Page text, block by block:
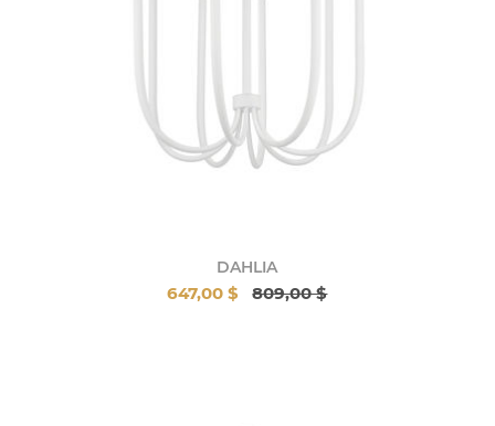
DAHLIA
647,00 $ 809,00 $